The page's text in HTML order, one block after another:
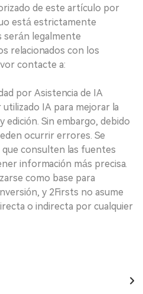
de este artículo por
está estrictamente
legalmente
relacionados con los
contacte a:
por Asistencia de IA
IA para mejorar la
edición. Sin embargo, debido
ocurrir errores. Se
consulten las fuentes
información más precisa.
como base para
y 2Firsts no asume
o indirecta por cualquier